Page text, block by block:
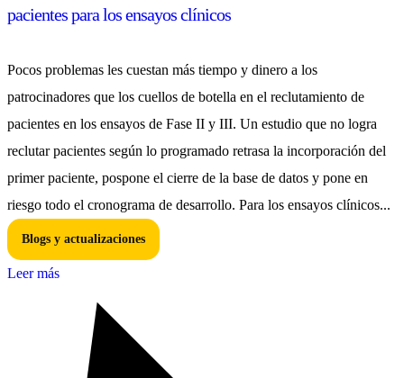
pacientes para los ensayos clínicos
Pocos problemas les cuestan más tiempo y dinero a los
patrocinadores que los cuellos de botella en el reclutamiento de
pacientes en los ensayos de Fase II y III. Un estudio que no logra
reclutar pacientes según lo programado retrasa la incorporación del
primer paciente, pospone el cierre de la base de datos y pone en
riesgo todo el cronograma de desarrollo. Para los ensayos clínicos...
Blogs y actualizaciones
Leer más